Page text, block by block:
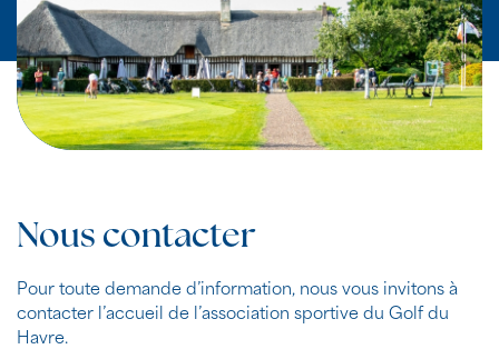
Nous contacter
Pour toute demande d’information, nous vous invitons à
contacter l’accueil de l’association sportive du Golf du
Havre.